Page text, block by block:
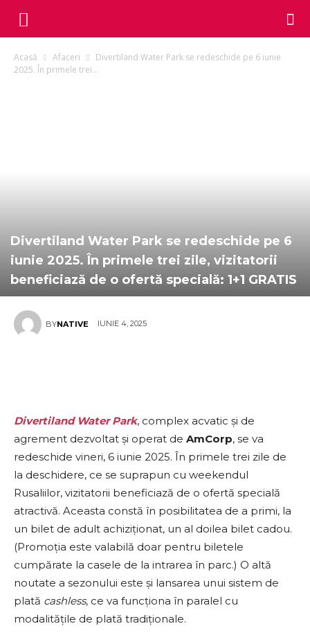
Acasă Afaceri
Divertiland Water Park se redeschide pe 6 iunie
2025. În primele trei...
Divertiland Water Park se redeschide pe 6
iunie 2025. În primele trei zile, vizitatorii
beneficiază de o ofertă specială: 1+1 GRATIS
BYNATIVE IUNIE 4, 2025
Divertiland Water Park, complex acvatic și de
agrement dezvoltat și operat de AmCorp, se va
redeschide vineri, 6 iunie 2025. În primele trei zile de
la deschidere, ce se suprapun cu weekendul
Rusaliilor, vizitatorii beneficiază de o ofertă specială
atractivă. Aceasta constă în posibilitatea de a primi, la
un bilet de adult achiziționat, un al doilea bilet cadou.
(Promoția este valabilă doar pentru biletele
cumpărate la casele de la intrarea în parc.) O altă
noutate a sezonului este și lansarea unui sistem de
plată cashless, ce va funcționa în paralel cu
modalitățile de plată tradiționale.